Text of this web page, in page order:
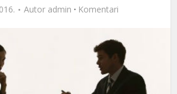
Autor admin · Komentari